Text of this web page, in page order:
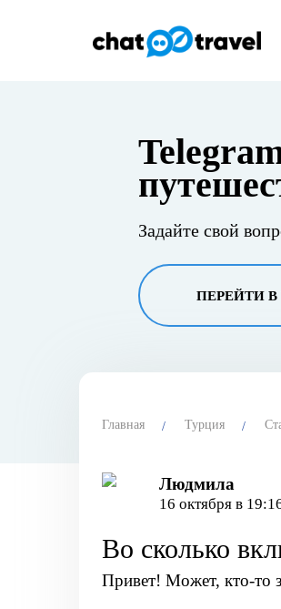
Задайте свой
ПЕРЕЙТИ В
Главная Турция
Людмила
16 октября в
Во сколько
Привет! Может, кто-то